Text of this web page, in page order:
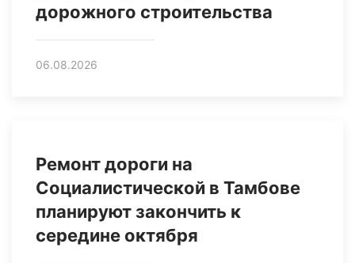
дорожного строительства
06.08.2026
Ремонт дороги на
Социалистической в Тамбове
планируют закончить к
середине октября